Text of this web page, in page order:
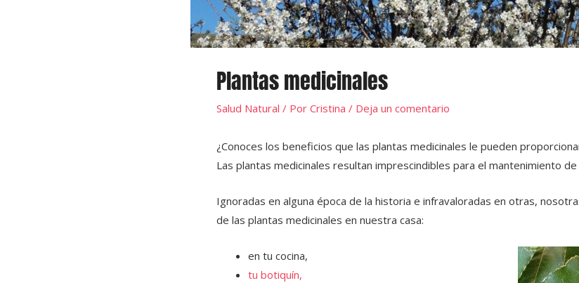
Plantas medicinales
Salud Natural / Por Cristina / Deja un comentario
¿Conoces los beneficios que las plantas medicinales le pueden
Las plantas medicinales resultan imprescindibles para el mantenimiento
Ignoradas en alguna época de la historia e infravaloradas en otras,
de las plantas medicinales en nuestra casa:
en tu cocina,
tu botiquín,